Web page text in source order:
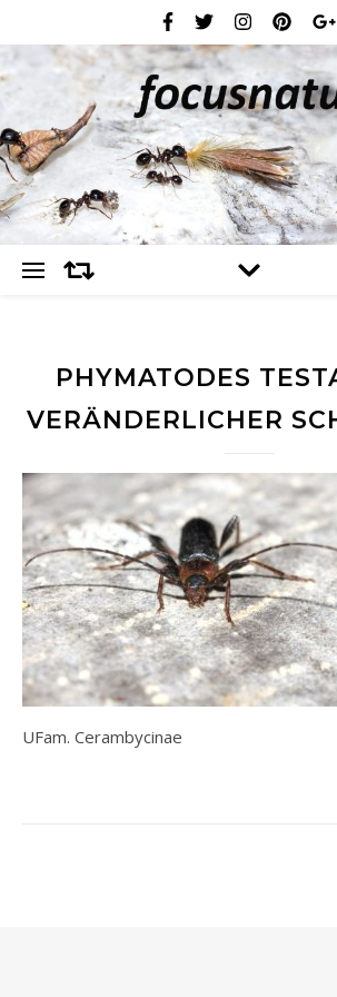
PHYMATODES
VERÄNDERLICHER
UFam. Cerambycinae